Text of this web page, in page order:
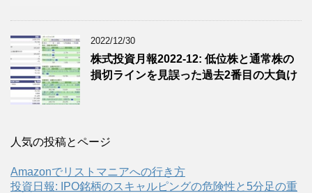
2022/12/30
株式投資月報2022-12: 低位株と通常株の
損切ラインを見誤った過去2番目の大負け
人気の投稿とページ
Amazonでリストマニアへの行き方
投資日報: IPO銘柄のスキャルピングの危険性と5分足の重